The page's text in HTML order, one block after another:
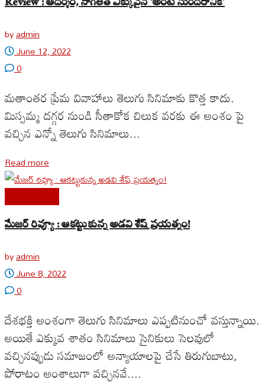
byadmin
June 12, 2022
0
మతాంతర ప్రేమ వివాహాలు తెలుగు సినిమాకు కొత్త కాదు.
మిస్సమ్మ దగ్గర నుండి సీతాకోక చిలుక వరకు ఈ అంశం పై
వచ్చిన ఎన్నో తెలుగు సినిమాలు...
Read more
మేజర్ రివ్యూ : ఆకట్టుకున్న అడవి శేష్ ప్రయత్నం!
byadmin
June 8, 2022
0
దేశభక్తి అంశంగా తెలుగు సినిమాలు ఎప్పటినుంచో వస్తున్నాయి.
అయితే ఎక్కువ శాతం సినిమాలు సైనికులు సెలవులో
వచ్చినప్పుడు సమాజంలో అన్యాయాలపై చేసే తిరుగుబాటు,
పోరాటం అంశాలుగా వచ్చినవే....